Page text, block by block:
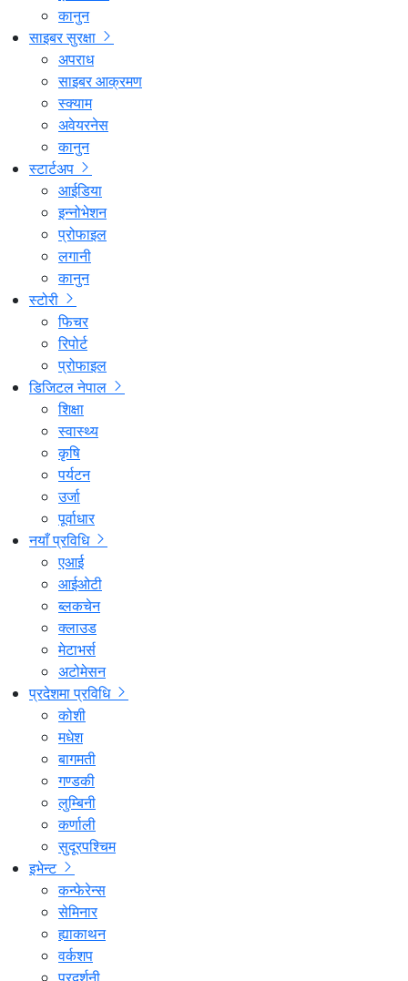
कानुन
साइबर सुरक्षा
अपराध
साइबर आक्रमण
स्क्याम
अवेयरनेस
कानुन
स्टार्टअप
आईडिया
इन्नोभेशन
प्रोफाइल
लगानी
कानुन
स्टोरी
फिचर
रिपोर्ट
प्रोफाइल
डिजिटल नेपाल
शिक्षा
स्वास्थ्य
कृषि
पर्यटन
उर्जा
पूर्वाधार
नयाँ प्रविधि
एआई
आईओटी
ब्लकचेन
क्लाउड
मेटाभर्स
अटोमेसन
प्रदेशमा प्रविधि
कोशी
मधेश
बागमती
गण्डकी
लुम्बिनी
कर्णाली
सुदूरपश्चिम
इभेन्ट
कन्फेरेन्स
सेमिनार
ह्याकाथन
वर्कशप